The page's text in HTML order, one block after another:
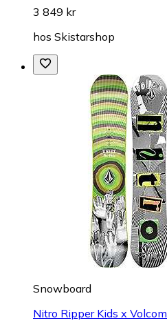
3 849 kr
hos Skistarshop
Snowboard
Nitro Ripper Kids x Volcom